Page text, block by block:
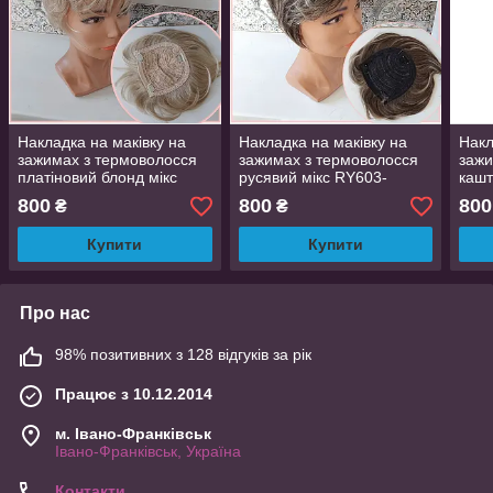
Накладка на маківку на
зажимах з термоволосся
платіновий блонд мікс
RY603- H16/613
800 ₴
Купити
Накладка на маківку на
зажимах з термоволосся
русявий мікс RY603-
8TT26
800₴
Купити
800
Про нас
98% позитивних з 128 відгуків за рік
Працює з 10.12.2014
м. Івано-Франківськ
Івано-Франківськ, Україна